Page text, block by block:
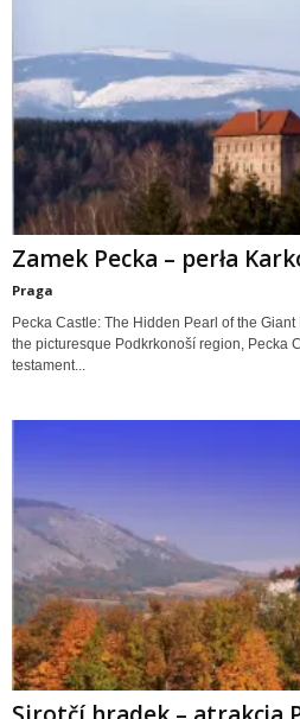
Zamek Pecka – perła
Praga
Pecka Castle: The Hidden Pearl of the
the picturesque Podkrkonoší region, Pecka
testament...